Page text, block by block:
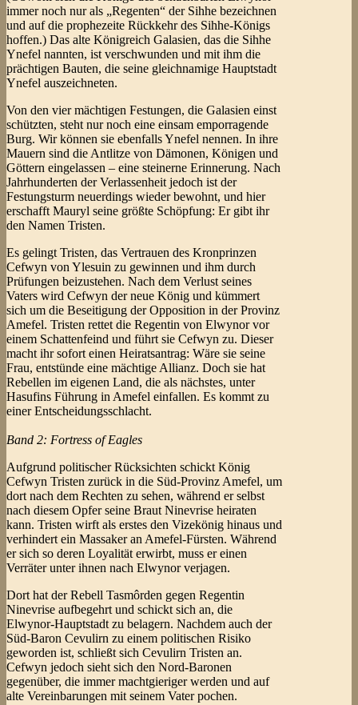
immer noch nur als „Regenten“ der Sihhe bezeichnen
und auf die prophezeite Rückkehr des Sihhe-Königs
hoffen.) Das alte Königreich Galasien, das die Sihhe
Ynefel nannten, ist verschwunden und mit ihm die
prächtigen Bauten, die seine gleichnamige Hauptstadt
Ynefel auszeichneten.
Von den vier mächtigen Festungen, die Galasien einst
schützten, steht nur noch eine einsam emporragende
Burg. Wir können sie ebenfalls Ynefel nennen. In ihre
Mauern sind die Antlitze von Dämonen, Königen und
Göttern eingelassen – eine steinerne Erinnerung. Nach
Jahrhunderten der Verlassenheit jedoch ist der
Festungsturm neuerdings wieder bewohnt, und hier
erschafft Mauryl seine größte Schöpfung: Er gibt ihr
den Namen Tristen.
Es gelingt Tristen, das Vertrauen des Kronprinzen
Cefwyn von Ylesuin zu gewinnen und ihm durch
Prüfungen beizustehen. Nach dem Verlust seines
Vaters wird Cefwyn der neue König und kümmert
sich um die Beseitigung der Opposition in der Provinz
Amefel. Tristen rettet die Regentin von Elwynor vor
einem Schattenfeind und führt sie Cefwyn zu. Dieser
macht ihr sofort einen Heiratsantrag: Wäre sie seine
Frau, entstünde eine mächtige Allianz. Doch sie hat
Rebellen im eigenen Land, die als nächstes, unter
Hasufins Führung in Amefel einfallen. Es kommt zu
einer Entscheidungsschlacht.
Band 2: Fortress of Eagles
Aufgrund politischer Rücksichten schickt König
Cefwyn Tristen zurück in die Süd-Provinz Amefel, um
dort nach dem Rechten zu sehen, während er selbst
nach diesem Opfer seine Braut Ninevrise heiraten
kann. Tristen wirft als erstes den Vizekönig hinaus und
verhindert ein Massaker an Amefel-Fürsten. Während
er sich so deren Loyalität erwirbt, muss er einen
Verräter unter ihnen nach Elwynor verjagen.
Dort hat der Rebell Tasmôrden gegen Regentin
Ninevrise aufbegehrt und schickt sich an, die
Elwynor-Hauptstadt zu belagern. Nachdem auch der
Süd-Baron Cevulirn zu einem politischen Risiko
geworden ist, schließt sich Cevulirn Tristen an.
Cefwyn jedoch sieht sich den Nord-Baronen
gegenüber, die immer machtgieriger werden und auf
alte Vereinbarungen mit seinem Vater pochen.